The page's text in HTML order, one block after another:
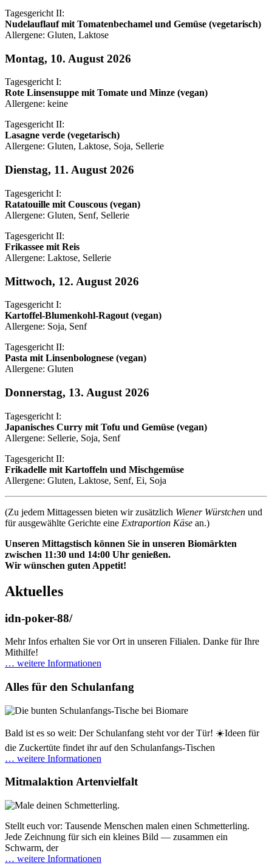
Tagesgericht II:
Nudelauflauf mit Tomatenbechamel und Gemüse (vegetarisch)
Allergene: Gluten, Laktose
Montag, 10. August 2026
Tagesgericht I:
Rote Linsensuppe mit Tomate und Minze (vegan)
Allergene: keine
Tagesgericht II:
Lasagne verde (vegetarisch)
Allergene: Gluten, Laktose, Soja, Sellerie
Dienstag, 11. August 2026
Tagesgericht I:
Ratatouille mit Couscous (vegan)
Allergene: Gluten, Senf, Sellerie
Tagesgericht II:
Frikassee mit Reis
Allergene: Laktose, Sellerie
Mittwoch, 12. August 2026
Tagesgericht I:
Kartoffel-Blumenkohl-Ragout (vegan)
Allergene: Soja, Senf
Tagesgericht II:
Pasta mit Linsenbolognese (vegan)
Allergene: Gluten
Donnerstag, 13. August 2026
Tagesgericht I:
Japanisches Curry mit Tofu und Gemüse (vegan)
Allergene: Sellerie, Soja, Senf
Tagesgericht II:
Frikadelle mit Kartoffeln und Mischgemüse
Allergene: Gluten, Laktose, Senf, Ei, Soja
(Zu jedem Mittagessen bieten wir zusätzlich Wiener Würstchen und
für ausgewählte Gerichte eine Extraportion Käse an.)
Unseren Mittagstisch können Sie in unseren Biomärkten
zwischen 11:30 und 14:00 Uhr genießen.
Wir wünschen guten Appetit!
Aktuelles
idn-poker-88/
Mehr Infos erhalten Sie vor Ort in unseren Filialen. Danke für Ihre
Mithilfe!
… weitere Informationen
Alles für den Schulanfang
Bald ist es so weit: Der Schulanfang steht vor der Tür! ☀️Ideen für
die Zuckertüte findet ihr auf den Schulanfangs-Tischen
… weitere Informationen
Mitmalaktion Artenvielfalt
Stellt euch vor: Tausende Menschen malen einen Schmetterling.
Jede Zeichnung für sich ein kleines Bild — zusammen ein
Schwarm, der
… weitere Informationen